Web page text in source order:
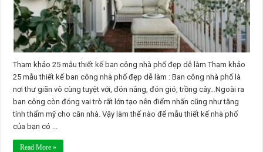
dễ
làm
Tham khảo 25 mẫu thiết kế ban công nhà phố đẹp dễ làm Tham khảo
25 mẫu thiết kế ban công nhà phố đẹp dễ làm : Ban công nhà phố là
nơi thư giãn vô cùng tuyệt với, đón nắng, đón gió, trồng cây…Ngoài ra
ban công còn đóng vai trò rất lớn tạo nên điểm nhấn cũng như tăng
tính thẩm mỹ cho căn nhà. Vậy làm thế nào để mẫu thiết kế nhà phố
của bạn có ...
Read More »